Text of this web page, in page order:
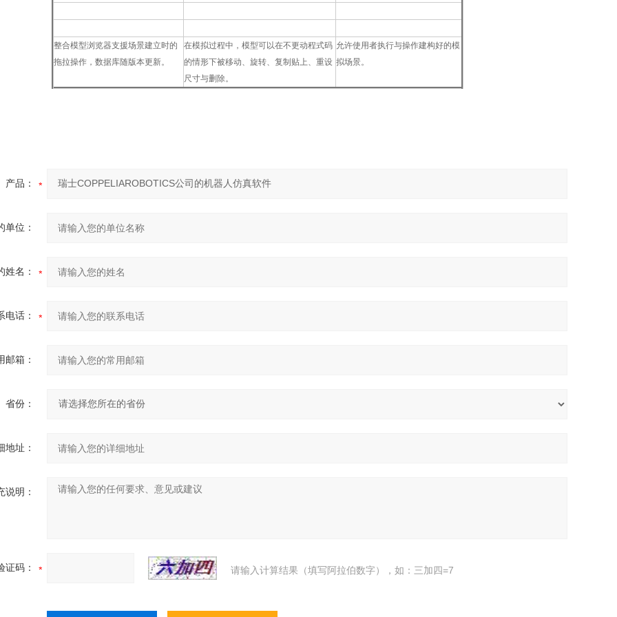
整合模型浏览器支援场景建立时的
拖拉操作，数据库随版本更新。
在模拟过程中，模型可以在不更动程式码
的情形下被移动、旋转、复制贴上、重设
尺寸与删除。
允许使用者执行与操作建构好的模
拟场景。
产品：
单位：
姓名：
电话：
邮箱：
省份：
地址：
说明：
证码： 请输入计算结果（填写阿拉伯数字），如：三加四=7